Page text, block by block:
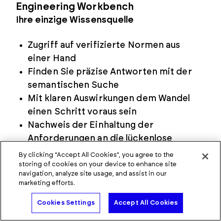
Engineering Workbench
Ihre einzige Wissensquelle
Zugriff auf verifizierte Normen aus
einer Hand
Finden Sie präzise Antworten mit der
semantischen Suche
Mit klaren Auswirkungen dem Wandel
einen Schritt voraus sein
Nachweis der Einhaltung der
Anforderungen an die lückenlose
Rückverfolgbarkeit
Mehr anzeigen
Experten kontaktieren
By clicking “Accept All Cookies”, you agree to the
storing of cookies on your device to enhance site
navigation, analyze site usage, and assist in our
marketing efforts.
Cookies Settings Accept All Cookies